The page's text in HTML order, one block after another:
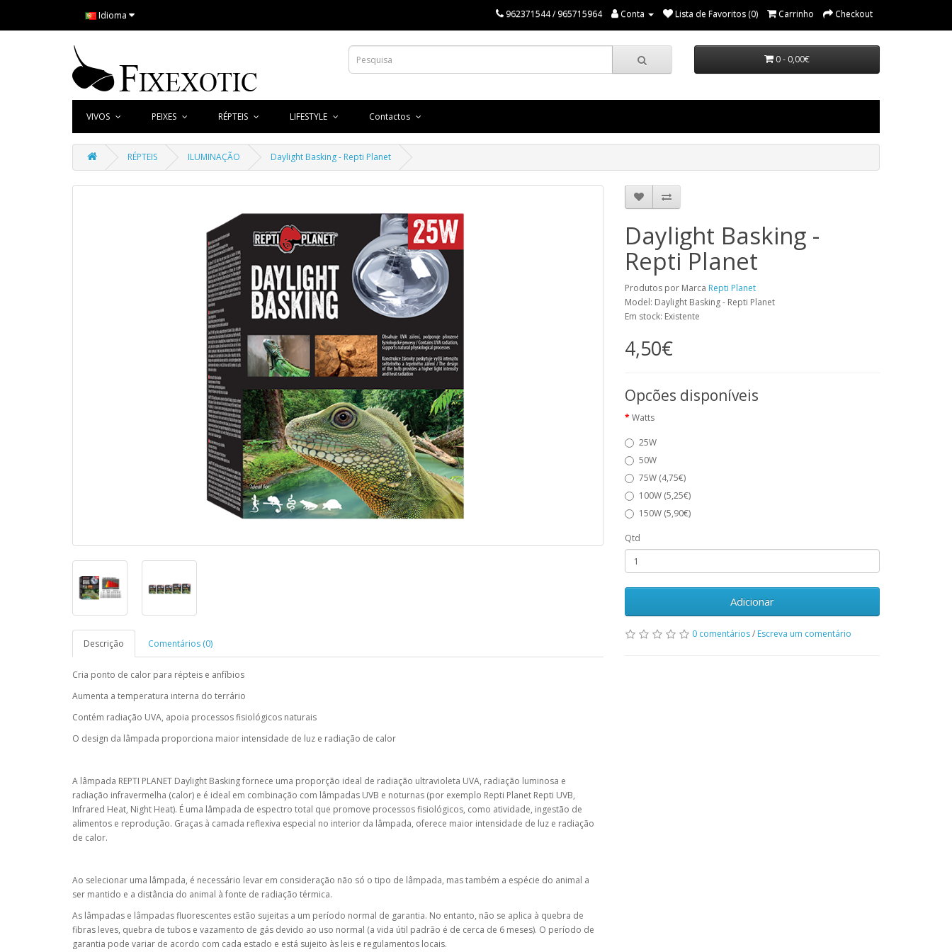
Idioma 962371544 / 965715964 Conta Lista de Favoritos (0) Carrinho Checkout
0 - 0,00€
VIVOS PEIXES RÉPTEIS LIFESTYLE Contactos
RÉPTEIS ILUMINAÇÃO Daylight Basking - Repti Planet
Descrição Comentários (0)
Cria ponto de calor para répteis e anfíbios
Aumenta a temperatura interna do terrário
Contém radiação UVA, apoia processos fisiológicos naturais
O design da lâmpada proporciona maior intensidade de luz e radiação de calor
A lâmpada REPTI PLANET Daylight Basking fornece uma proporção ideal de radiação ultravioleta UVA, radiação luminosa e
radiação infravermelha (calor) e é ideal em combinação com lâmpadas UVB e noturnas (por exemplo Repti Planet Repti UVB,
Infrared Heat, Night Heat). É uma lâmpada de espectro total que promove processos fisiológicos, como atividade, ingestão de
alimentos e reprodução. Graças à camada reflexiva especial no interior da lâmpada, oferece maior intensidade de luz e radiação
de calor.
Ao selecionar uma lâmpada, é necessário levar em consideração não só o tipo de lâmpada, mas também a espécie do animal a
ser mantido e a distância do animal à fonte de radiação térmica.
As lâmpadas e lâmpadas fluorescentes estão sujeitas a um período normal de garantia. No entanto, não se aplica à quebra de
fibras leves, quebra de tubos e vazamento de gás devido ao uso normal (a vida útil padrão é de cerca de 6 meses). O período de
garantia pode variar de acordo com cada estado e está sujeito às leis e regulamentos locais.
Daylight Basking -
Repti Planet
Produtos por Marca Repti Planet
Model: Daylight Basking - Repti Planet
Em stock: Existente
4,50€
Opcões disponíveis
Watts
25W
50W
75W (4,75€)
100W (5,25€)
150W (5,90€)
Qtd
Adicionar
0 comentários/ Escreva um comentário